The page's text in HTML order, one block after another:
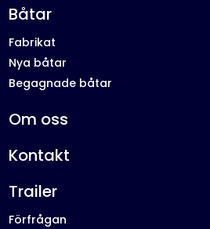
Båtar
Fabrikat
Nya båtar
Begagnade båtar
Om oss
Kontakt
Trailer
Förfrågan